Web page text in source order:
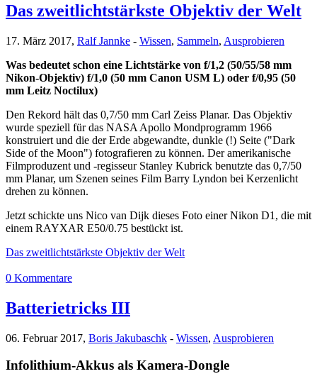
Das zweitlichtstärkste Objektiv der Welt
17. März 2017, Ralf Jannke - Wissen, Sammeln, Ausprobieren
Was bedeutet schon eine Lichtstärke von f/1,2 (50/55/58 mm
Nikon-Objektiv) f/1,0 (50 mm Canon USM L) oder f/0,95 (50
mm Leitz Noctilux)
Den Rekord hält das 0,7/50 mm Carl Zeiss Planar. Das Objektiv
wurde speziell für das NASA Apollo Mondprogramm 1966
konstruiert und die der Erde abgewandte, dunkle (!) Seite ("Dark
Side of the Moon") fotografieren zu können. Der amerikanische
Filmproduzent und -regisseur Stanley Kubrick benutzte das 0,7/50
mm Planar, um Szenen seines Film Barry Lyndon bei Kerzenlicht
drehen zu können.
Jetzt schickte uns Nico van Dijk dieses Foto einer Nikon D1, die mit
einem RAYXAR E50/0.75 bestückt ist.
Das zweitlichtstärkste Objektiv der Welt
0 Kommentare
Batterietricks III
06. Februar 2017, Boris Jakubaschk - Wissen, Ausprobieren
Infolithium-Akkus als Kamera-Dongle